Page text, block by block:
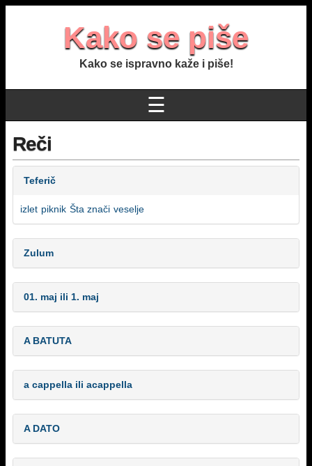
Kako se piše
Kako se ispravno kaže i piše!
☰
Reči
Teferič
izlet piknik Šta znači veselje
Zulum
01. maj ili 1. maj
A BATUTA
a cappella ili acappella
A DATO